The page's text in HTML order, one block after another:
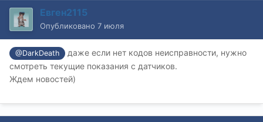
Евген2115
Опубликовано 7 июля
@DarkDeath
даже если нет кодов неисправности, нужно
смотреть текущие показания с датчиков.
Ждем новостей)